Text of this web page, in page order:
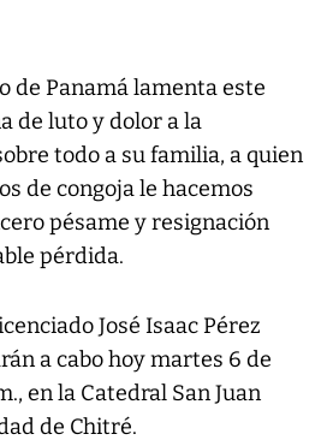
de Panamá lamenta este
de luto y dolor a la
todo a su familia, a quien
de congoja le hacemos
pésame y resignación
pérdida.
José Isaac Pérez
a cabo hoy martes 6 de
en la Catedral San Juan
de Chitré.